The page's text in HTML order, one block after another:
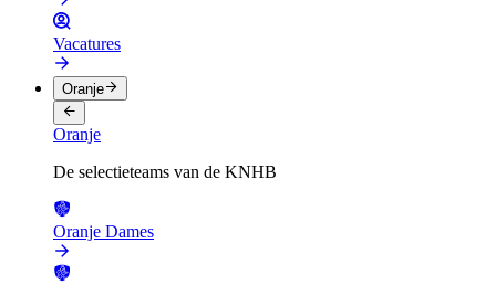
Vacatures
Oranje
Oranje
De selectieteams van de KNHB
Oranje Dames